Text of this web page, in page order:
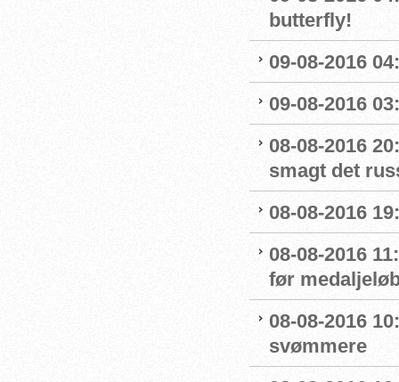
butterfly!
09-08-2016
09-08-2016
08-08-2016
smagt det
08-08-2016
08-08-2016
før
08-08-2016
svømmere